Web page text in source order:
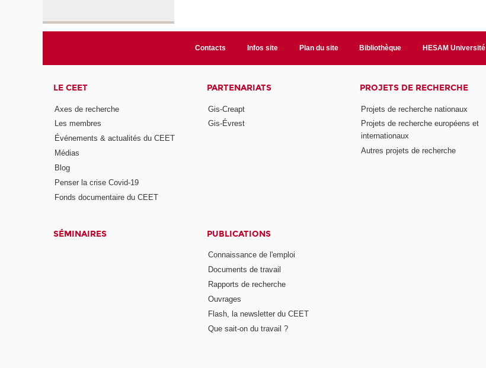
Contacts Infos site Plan du site Bibliothèque HESAM Université
LE CEET
Axes de recherche
Les membres
Événements & actualités du CEET
Médias
Blog
Penser la crise Covid-19
Fonds documentaire du CEET
PARTENARIATS
Gis-Creapt
Gis-Évrest
PROJETS DE RECHERCHE
Projets de recherche nationaux
Projets de recherche européens et
internationaux
Autres projets de recherche
SÉMINAIRES PUBLICATIONS
Connaissance de l'emploi
Documents de travail
Rapports de recherche
Ouvrages
Flash, la newsletter du CEET
Que sait-on du travail ?